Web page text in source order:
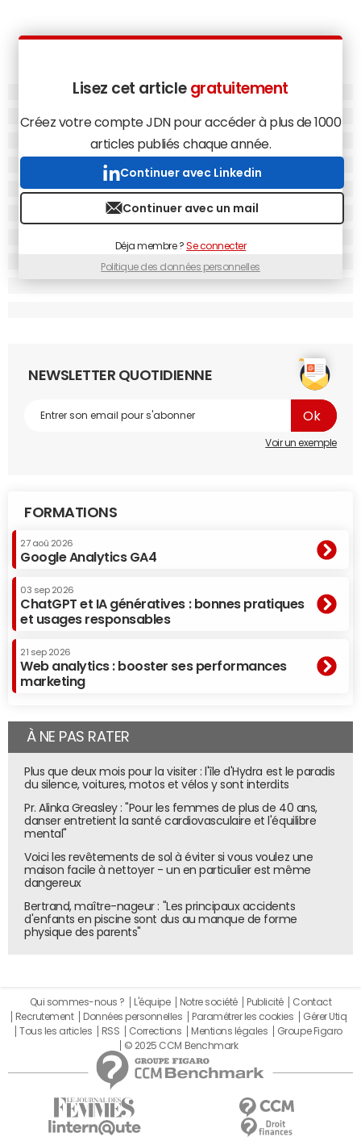
Lisez cet article gratuitement
Créez votre compte JDN pour accéder à plus de 1000
articles publiés chaque année.
Continuer avec Linkedin
Continuer avec un mail
Déja membre ?Se connecter
Politique des données personnelles
NEWSLETTER QUOTIDIENNE
Voir un exemple
FORMATIONS
27 aoû 2026
Google Analytics GA4
03 sep 2026
ChatGPT et IA génératives : bonnes pratiques
et usages responsables
21 sep 2026
Web analytics : booster ses performances
marketing
À NE PAS RATER
Plus que deux mois pour la visiter : l'île d'Hydra est le paradis
du silence, voitures, motos et vélos y sont interdits
Pr. Alinka Greasley : "Pour les femmes de plus de 40 ans,
danser entretient la santé cardiovasculaire et l'équilibre
mental"
Voici les revêtements de sol à éviter si vous voulez une
maison facile à nettoyer - un en particulier est même
dangereux
Bertrand, maître-nageur : "Les principaux accidents
d'enfants en piscine sont dus au manque de forme
physique des parents"
Qui sommes-nous ? L'équipe Notre société Publicité
Contact
Recrutement
Données personnelles Paramétrer les cookies
Gérer Utiq
Tous les articles
RSS Corrections Mentions légales
Groupe Figaro
© 2025 CCM Benchmark